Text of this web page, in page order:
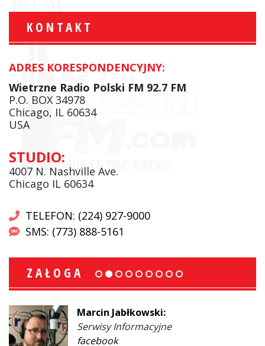
KONTAKT
ADRES KORESPONDENCYJNY:
Wietrzne Radio Polski FM 92.7 FM
P.O. BOX 34978
Chicago, IL 60634
USA
STUDIO:
4007 N. Nashville Ave.
Chicago IL 60634
TELEFON: (224) 927-9000
SMS: (773) 888-5161
ZAŁOGA
Marcin Jabłkowski:
Serwisy Informacyjne
facebook